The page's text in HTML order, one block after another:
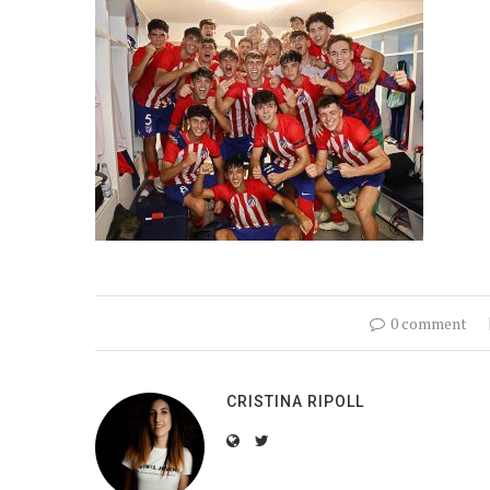
0 comment
CRISTINA RIPOLL